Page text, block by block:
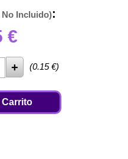
No Incluido):
€
(0.15€)